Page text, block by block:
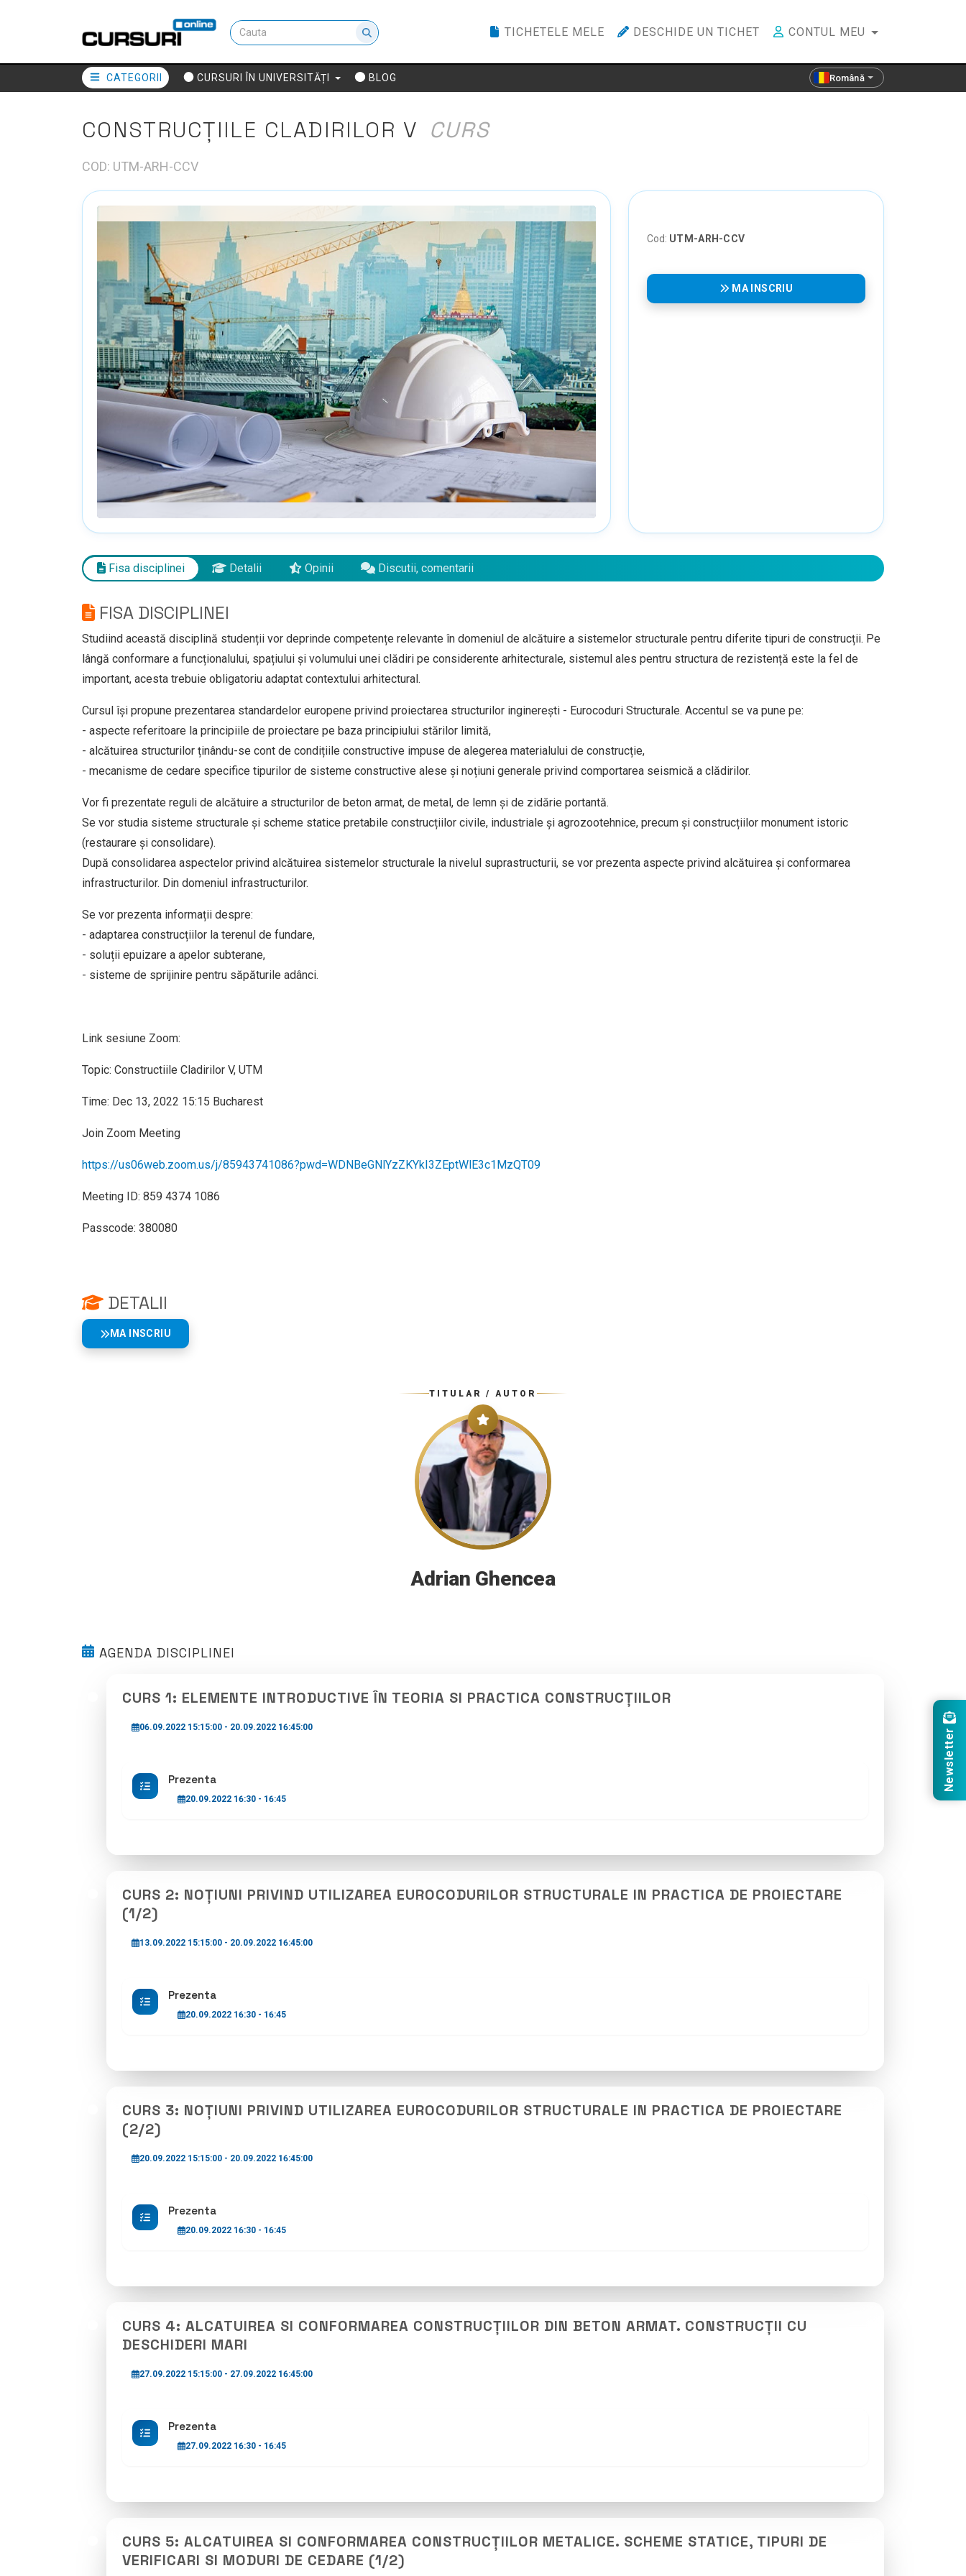
TICHETELE MELE DESCHIDE UN TICHET CONTUL MEU
CATEGORII CURSURI ÎN UNIVERSITĂȚI BLOG Română
CONSTRUCȚIILE CLADIRILOR V CURS
COD: UTM-ARH-CCV
Cod: UTM-ARH-CCV
MA INSCRIU
Fisa disciplinei Detalii Opinii Discutii, comentarii
FISA DISCIPLINEI
Studiind această disciplină studenții vor deprinde competențe relevante în domeniul de alcătuire a sistemelor structurale pentru diferite tipuri de construcții. Pe
lângă conformare a funcționalului, spațiului și volumului unei clădiri pe considerente arhitecturale, sistemul ales pentru structura de rezistență este la fel de
important, acesta trebuie obligatoriu adaptat contextului arhitectural.
Cursul își propune prezentarea standardelor europene privind proiectarea structurilor inginerești - Eurocoduri Structurale. Accentul se va pune pe:
- aspecte referitoare la principiile de proiectare pe baza principiului stărilor limită,
- alcătuirea structurilor ținându-se cont de condițiile constructive impuse de alegerea materialului de construcție,
- mecanisme de cedare specifice tipurilor de sisteme constructive alese și noțiuni generale privind comportarea seismică a clădirilor.
Vor fi prezentate reguli de alcătuire a structurilor de beton armat, de metal, de lemn și de zidărie portantă.
Se vor studia sisteme structurale și scheme statice pretabile construcțiilor civile, industriale și agrozootehnice, precum și construcțiilor monument istoric
(restaurare și consolidare).
După consolidarea aspectelor privind alcătuirea sistemelor structurale la nivelul suprastructurii, se vor prezenta aspecte privind alcătuirea și conformarea
infrastructurilor. Din domeniul infrastructurilor.
Se vor prezenta informații despre:
- adaptarea construcțiilor la terenul de fundare,
- soluții epuizare a apelor subterane,
- sisteme de sprijinire pentru săpăturile adânci.
Link sesiune Zoom:
Topic: Constructiile Cladirilor V, UTM
Time: Dec 13, 2022 15:15 Bucharest
Join Zoom Meeting
https://us06web.zoom.us/j/85943741086?pwd=WDNBeGNlYzZKYkI3ZEptWlE3c1MzQT09
Meeting ID: 859 4374 1086
Passcode: 380080
DETALII
MA INSCRIU
TITULAR / AUTOR
Adrian Ghencea
AGENDA DISCIPLINEI
CURS 1: ELEMENTE INTRODUCTIVE ÎN TEORIA SI PRACTICA CONSTRUCȚIILOR
06.09.2022 15:15:00 - 20.09.2022 16:45:00
Prezenta
20.09.2022 16:30 - 16:45
CURS 2: NOȚIUNI PRIVIND UTILIZAREA EUROCODURILOR STRUCTURALE IN PRACTICA DE PROIECTARE
(1/2)
13.09.2022 15:15:00 - 20.09.2022 16:45:00
Prezenta
20.09.2022 16:30 - 16:45
CURS 3: NOȚIUNI PRIVIND UTILIZAREA EUROCODURILOR STRUCTURALE IN PRACTICA DE PROIECTARE
(2/2)
20.09.2022 15:15:00 - 20.09.2022 16:45:00
Prezenta
20.09.2022 16:30 - 16:45
CURS 4: ALCATUIREA SI CONFORMAREA CONSTRUCȚIILOR DIN BETON ARMAT. CONSTRUCȚII CU
DESCHIDERI MARI
27.09.2022 15:15:00 - 27.09.2022 16:45:00
Prezenta
27.09.2022 16:30 - 16:45
CURS 5: ALCATUIREA SI CONFORMAREA CONSTRUCȚIILOR METALICE. SCHEME STATICE, TIPURI DE
VERIFICARI SI MODURI DE CEDARE (1/2)
Newsletter